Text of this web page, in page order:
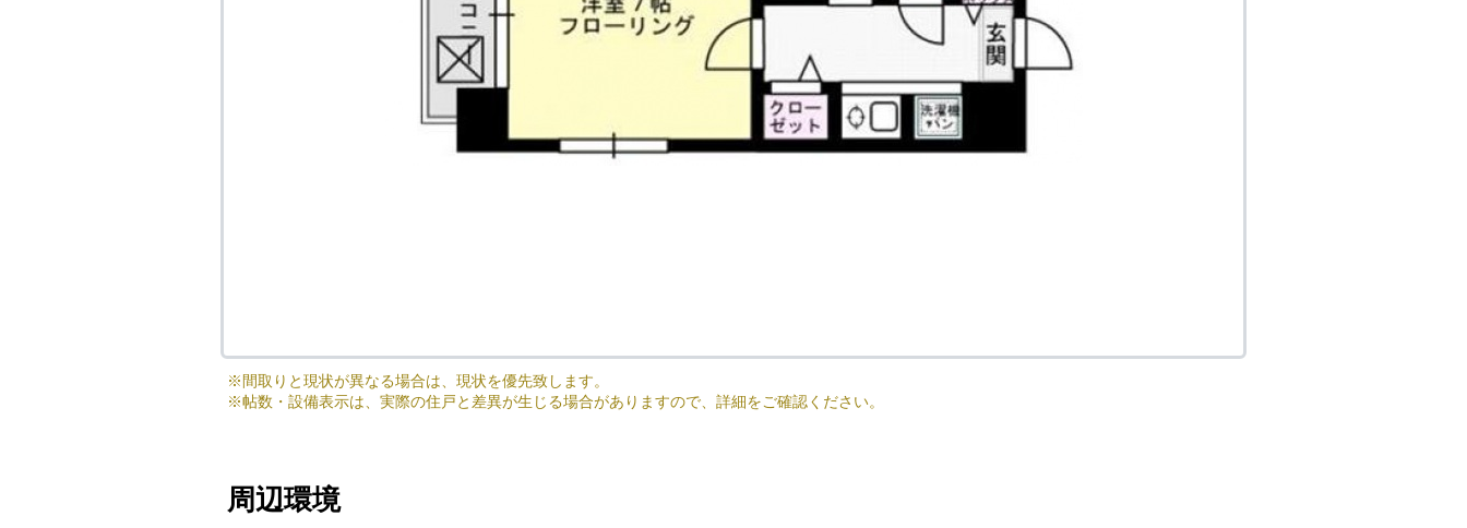
※間取りと現状が異なる場合は、現状を優先致します。
※帖数・設備表示は、実際の住戸と差異が生じる場合がありますので、詳細をご確認ください。
周辺環境